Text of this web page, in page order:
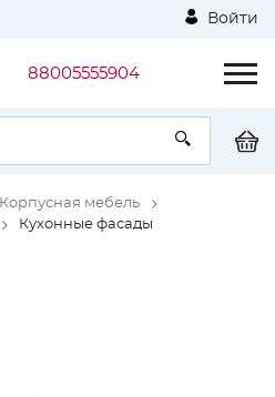
Войти
88005555904
Корпусная мебель
Кухонные фасады